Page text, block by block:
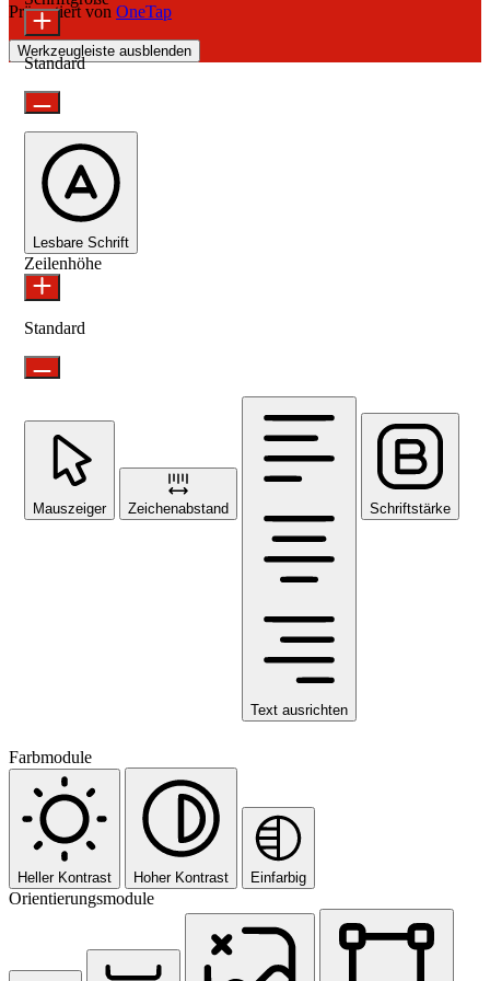
Präsentiert von OneTap
Werkzeugleiste ausblenden
Standard
Lesbare Schrift
Zeilenhöhe
Standard
Mauszeiger Zeichenabstand
Text ausrichten
Schriftstärke
Farbmodule
Heller Kontrast Hoher Kontrast Einfarbig
Orientierungsmodule